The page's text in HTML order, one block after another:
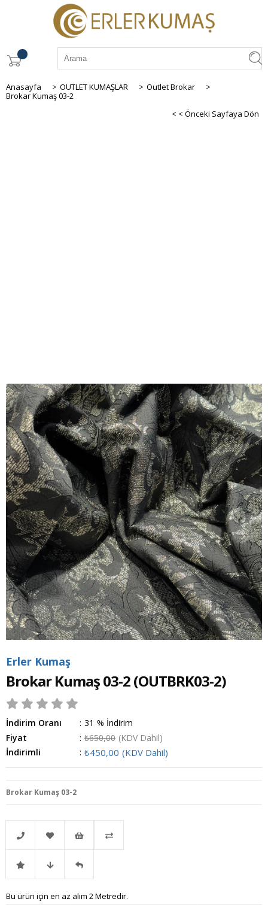
Anasayfa > OUTLET KUMAŞLAR > Outlet Brokar
>
Brokar Kumaş 03-2
< < Önceki Sayfaya Dön
Erler Kumaş
Brokar Kumaş 03-2(OUTBRK03-2)
İndirim Oranı : %
31
İndirim
Fiyat
: ₺650,00 (KDV Dahil)
İndirimli
: ₺450,00 (KDV Dahil)
Brokar Kumaş 03-2
Telefonla
Sipariş
Favorilere
Ekle
İstek
Listeme
İndirimli Fiyat Gelince
Bu ürün için en az alım 2 Metredir.